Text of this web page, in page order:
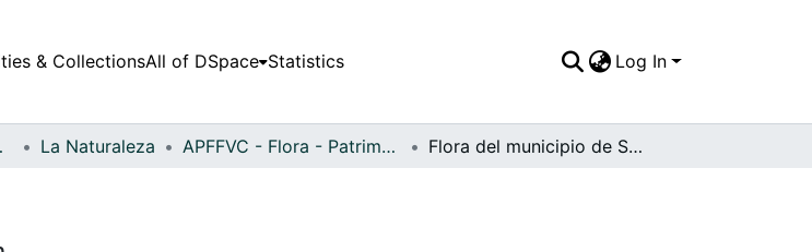
& CollectionsAll of DSpace Statistics Log In
Cauca La Naturaleza APFFVC - Flora - Patrimonial Flora del municipio de Sevilla